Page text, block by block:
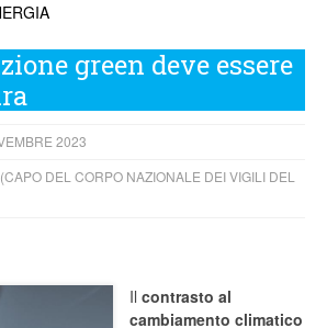
green deve essere
2023
DEL CORPO NAZIONALE DEI VIGILI DEL
Il contrasto al
cambiamento climatico